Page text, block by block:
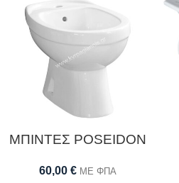
ΜΠΙΝΤΕΣ POSΕIDON
60,00 € ΜΕ ΦΠΑ